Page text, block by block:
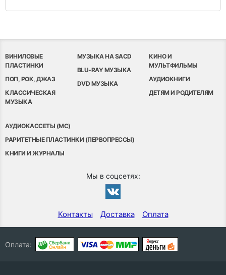
ВИНИЛОВЫЕ
ПЛАСТИНКИ
ПОП, РОК, ДЖАЗ
КЛАССИЧЕСКАЯ
МУЗЫКА
МУЗЫКА НА SACD
BLU-RAY МУЗЫКА
DVD МУЗЫКА
КИНО И
МУЛЬТФИЛЬМЫ
АУДИОКНИГИ
ДЕТЯМ И РОДИТЕЛЯМ
АУДИОКАССЕТЫ (MC)
РАРИТЕТНЫЕ ПЛАСТИНКИ (ПЕРВОПРЕССЫ)
КНИГИ И ЖУРНАЛЫ
Мы в соцсетях:
Контакты Доставка Оплата
Оплата: